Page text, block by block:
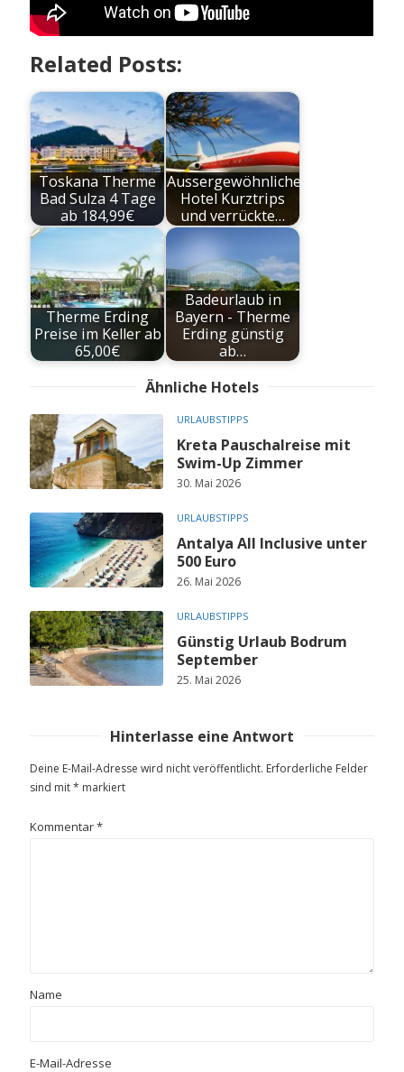
Related Posts:
Toskana Therme
Bad Sulza 4 Tage
ab 184,99€
Aussergewöhnliche
Hotel Kurztrips
und verrückte…
Therme Erding
Preise im Keller ab
65,00€
Badeurlaub in
Bayern - Therme
Erding günstig
ab…
Ähnliche Hotels
URLAUBSTIPPS
Kreta Pauschalreise mit
Swim-Up Zimmer
30. Mai 2026
URLAUBSTIPPS
Antalya All Inclusive unter
500 Euro
26. Mai 2026
URLAUBSTIPPS
Günstig Urlaub Bodrum
September
25. Mai 2026
Hinterlasse eine Antwort
Deine E-Mail-Adresse wird nicht veröffentlicht. Erforderliche Felder
sind mit* markiert
Kommentar*
Name
E-Mail-Adresse